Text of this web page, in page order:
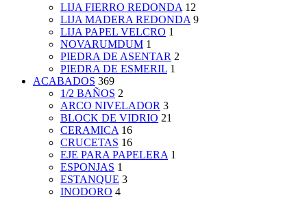
LIJA FIERRO REDONDA 12
LIJA MADERA REDONDA 9
LIJA PAPEL VELCRO 1
NOVARUMDUM 1
PIEDRA DE ASENTAR 2
PIEDRA DE ESMERIL 1
ACABADOS 369
1/2 BAÑOS 2
ARCO NIVELADOR 3
BLOCK DE VIDRIO 21
CERAMICA 16
CRUCETAS 16
EJE PARA PAPELERA 1
ESPONJAS 1
ESTANQUE 3
INODORO 4